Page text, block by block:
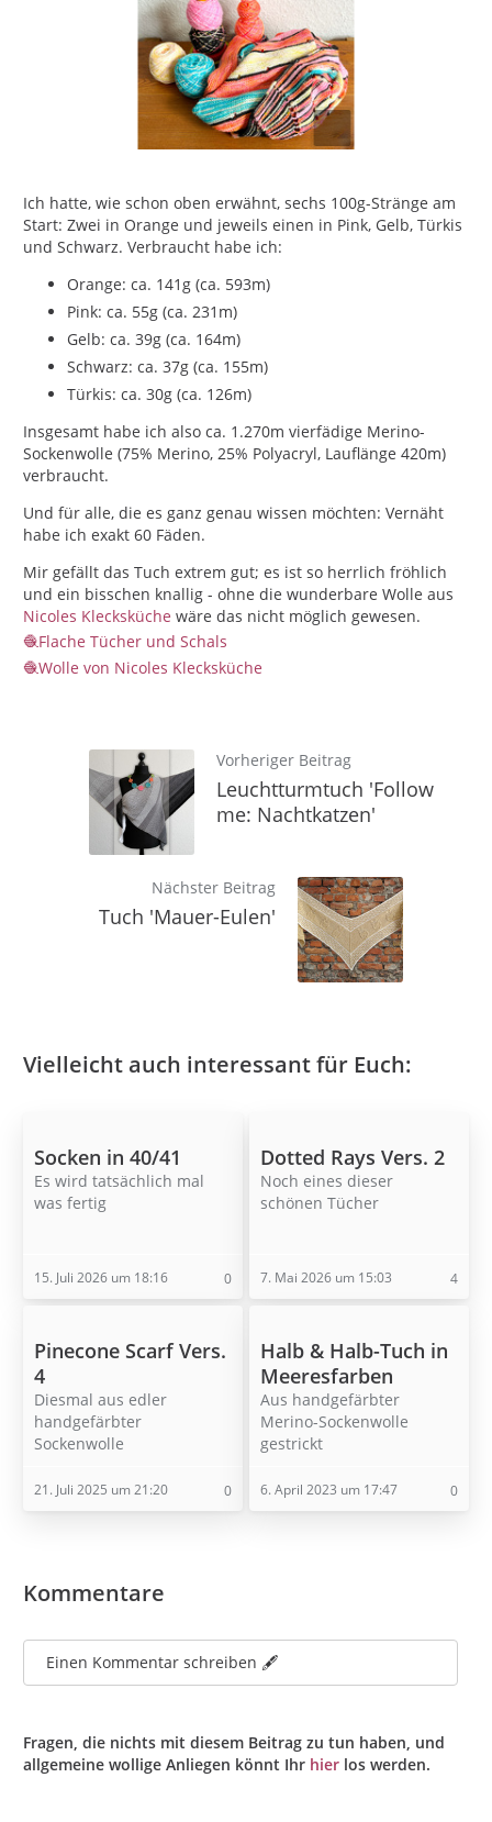
Ich hatte, wie schon oben erwähnt, sechs 100g-Stränge am
Start: Zwei in Orange und jeweils einen in Pink, Gelb, Türkis
und Schwarz. Verbraucht habe ich:
Orange: ca. 141g (ca. 593m)
Pink: ca. 55g (ca. 231m)
Gelb: ca. 39g (ca. 164m)
Schwarz: ca. 37g (ca. 155m)
Türkis: ca. 30g (ca. 126m)
Insgesamt habe ich also ca. 1.270m vierfädige Merino-
Sockenwolle (75% Merino, 25% Polyacryl, Lauflänge 420m)
verbraucht.
Und für alle, die es ganz genau wissen möchten: Vernäht
habe ich exakt 60 Fäden.
Mir gefällt das Tuch extrem gut; es ist so herrlich fröhlich
und ein bisschen knallig - ohne die wunderbare Wolle aus
Nicoles Klecksküche wäre das nicht möglich gewesen.
Flache Tücher und Schals
Wolle von Nicoles Klecksküche
Vorheriger Beitrag
Leuchtturmtuch 'Follow
me: Nachtkatzen'
Nächster Beitrag
Tuch 'Mauer-Eulen'
Vielleicht auch interessant für Euch:
Socken in 40/41
Es wird tatsächlich mal
was fertig
15. Juli 2026 um 18:16 0
Dotted Rays Vers. 2
Noch eines dieser
schönen Tücher
7. Mai 2026 um 15:03 4
Pinecone Scarf Vers.
4
Diesmal aus edler
handgefärbter
Sockenwolle
21. Juli 2025 um 21:20 0
Halb & Halb-Tuch in
Meeresfarben
Aus handgefärbter
Merino-Sockenwolle
gestrickt
6. April 2023 um 17:47 0
Kommentare
Einen Kommentar schreiben 🖋️
Fragen, die nichts mit diesem Beitrag zu tun haben, und
allgemeine wollige Anliegen könnt Ihr hier los werden.